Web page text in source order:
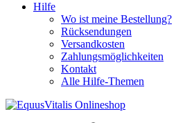
Hilfe
Wo ist meine Bestellung?
Rücksendungen
Versandkosten
Zahlungsmöglichkeiten
Kontakt
Alle Hilfe-Themen